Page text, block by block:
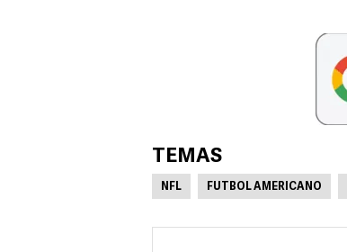
TEMAS
NFL FUTBOL AMERICANO